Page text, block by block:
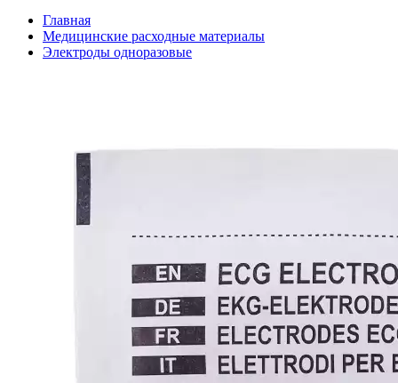
Главная
Медицинские расходные материалы
Электроды одноразовые